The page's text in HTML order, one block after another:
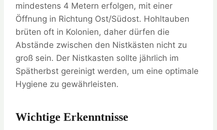
mindestens 4 Metern erfolgen, mit einer
Öffnung in Richtung Ost/Südost. Hohltauben
brüten oft in Kolonien, daher dürfen die
Abstände zwischen den Nistkästen nicht zu
groß sein. Der Nistkasten sollte jährlich im
Spätherbst gereinigt werden, um eine optimale
Hygiene zu gewährleisten.
Wichtige Erkenntnisse